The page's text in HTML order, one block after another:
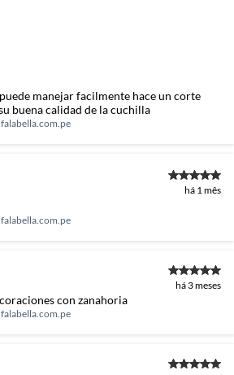
outros disponíveis em loja, de igual valor
peço superior ao produto objeto da troca,
que o cliente pague a diferença de preço.
manejar facilmente hace un corte
buena calidad de la cuchilla
falabella.com.pe
há 1 mês
falabella.com.pe
há 3 meses
con zanahoria
falabella.com.pe